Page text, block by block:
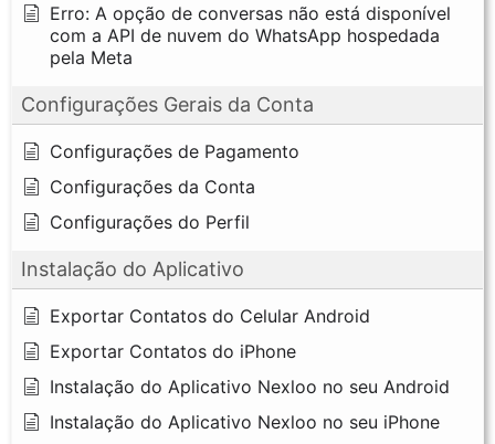
Erro: A opção de conversas não está disponível
com a API de nuvem do WhatsApp hospedada
pela Meta
Configurações Gerais da Conta
Configurações de Pagamento
Configurações da Conta
Configurações do Perfil
Instalação do Aplicativo
Exportar Contatos do Celular Android
Exportar Contatos do iPhone
Instalação do Aplicativo Nexloo no seu Android
Instalação do Aplicativo Nexloo no seu iPhone